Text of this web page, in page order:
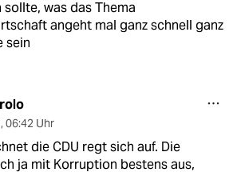
sollte, was das Thema
angeht mal ganz schnell ganz
sein
, 06:42 Uhr
die CDU regt sich auf. Die
ja mit Korruption bestens aus,